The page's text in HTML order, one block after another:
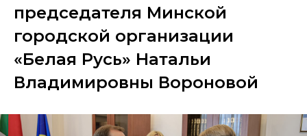
председателя Минской
городской организации
«Белая Русь» Натальи
Владимировны Вороновой